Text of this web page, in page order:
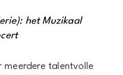
het Muzikaal
meerdere talentvolle